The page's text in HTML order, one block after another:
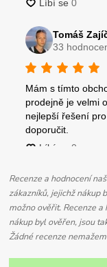
Recenze a hodnocení
zákazníků, jejichž nákup
možno ověřit. Recenze
nákup byl ověřen, jsou
Žádné recenze